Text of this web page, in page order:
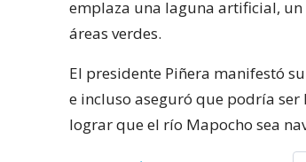
emplaza una laguna artificial,
áreas verdes.
El presidente Piñera manifestó
e incluso aseguró que podría
lograr que el río Mapocho sea